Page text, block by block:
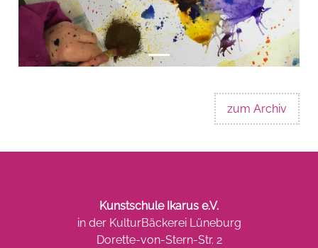
zum Archiv
Kunstschule Ikarus e.V.
in der KulturBäckerei Lüneburg
Dorette-von-Stern-Str. 2